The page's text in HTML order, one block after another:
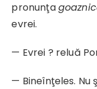
pronunţa
evrei.
— Evrei ? reluă
— Bineînţeles. Nu